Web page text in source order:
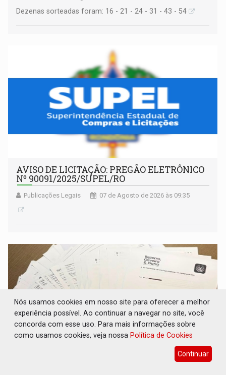
Dezenas sorteadas foram: 16 - 21 - 24 - 31 - 43 - 54
AVISO DE LICITAÇÃO: PREGÃO ELETRÔNICO
Nº 90091/2025/SUPEL/RO
Publicações Legais 07 de Agosto de 2026 às 09:35
Nós usamos cookies em nosso site para oferecer a melhor
experiência possível. Ao continuar a navegar no site, você
concorda com esse uso. Para mais informações sobre
como usamos cookies, veja nossa Política de Cookies
Continuar